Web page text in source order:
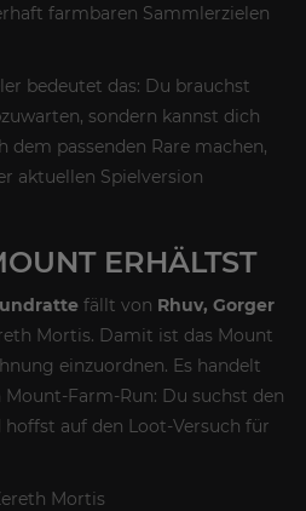
farmbaren Sammlerzielen
bedeutet das: Du brauchst
sondern kannst dich
dem passenden Rare machen,
aktuellen Spielversion
ERHÄLTST
fällt von Rhuv, Gorger
Mortis. Damit ist das Mount
einzuordnen. Es handelt
Farm-Run: Du suchst den
hoffst auf den Loot-Versuch für
Mortis